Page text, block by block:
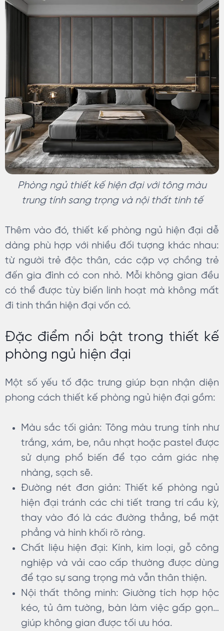
Phòng ngủ thiết kế hiện đại với tông màu
trung tính sang trọng và nội thất tinh tế
Thêm vào đó, thiết kế phòng ngủ hiện đại dễ
dàng phù hợp với nhiều đối tượng khác nhau:
từ người trẻ độc thân, các cặp vợ chồng trẻ
đến gia đình có con nhỏ. Mỗi không gian đều
có thể được tùy biến linh hoạt mà không mất
đi tinh thần hiện đại vốn có.
Đặc điểm nổi bật trong thiết kế
phòng ngủ hiện đại
Một số yếu tố đặc trưng giúp bạn nhận diện
phong cách thiết kế phòng ngủ hiện đại gồm:
Màu sắc tối giản: Tông màu trung tính như
trắng, xám, be, nâu nhạt hoặc pastel được
sử dụng phổ biến để tạo cảm giác nhẹ
nhàng, sạch sẽ.
Đường nét đơn giản: Thiết kế phòng ngủ
hiện đại tránh các chi tiết trang trí cầu kỳ,
thay vào đó là các đường thẳng, bề mặt
phẳng và hình khối rõ ràng.
Chất liệu hiện đại: Kính, kim loại, gỗ công
nghiệp và vải cao cấp thường được dùng
để tạo sự sang trọng mà vẫn thân thiện.
Nội thất thông minh: Giường tích hợp hộc
kéo, tủ âm tường, bàn làm việc gấp gọn…
giúp không gian được tối ưu hóa.